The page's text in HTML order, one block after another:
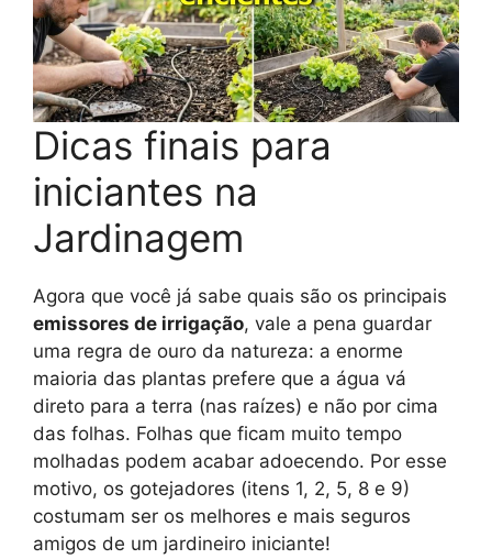
Dicas finais para
iniciantes na
Jardinagem
Agora que você já sabe quais são os principais
emissores de irrigação, vale a pena guardar
uma regra de ouro da natureza: a enorme
maioria das plantas prefere que a água vá
direto para a terra (nas raízes) e não por cima
das folhas. Folhas que ficam muito tempo
molhadas podem acabar adoecendo. Por esse
motivo, os gotejadores (itens 1, 2, 5, 8 e 9)
costumam ser os melhores e mais seguros
amigos de um jardineiro iniciante!